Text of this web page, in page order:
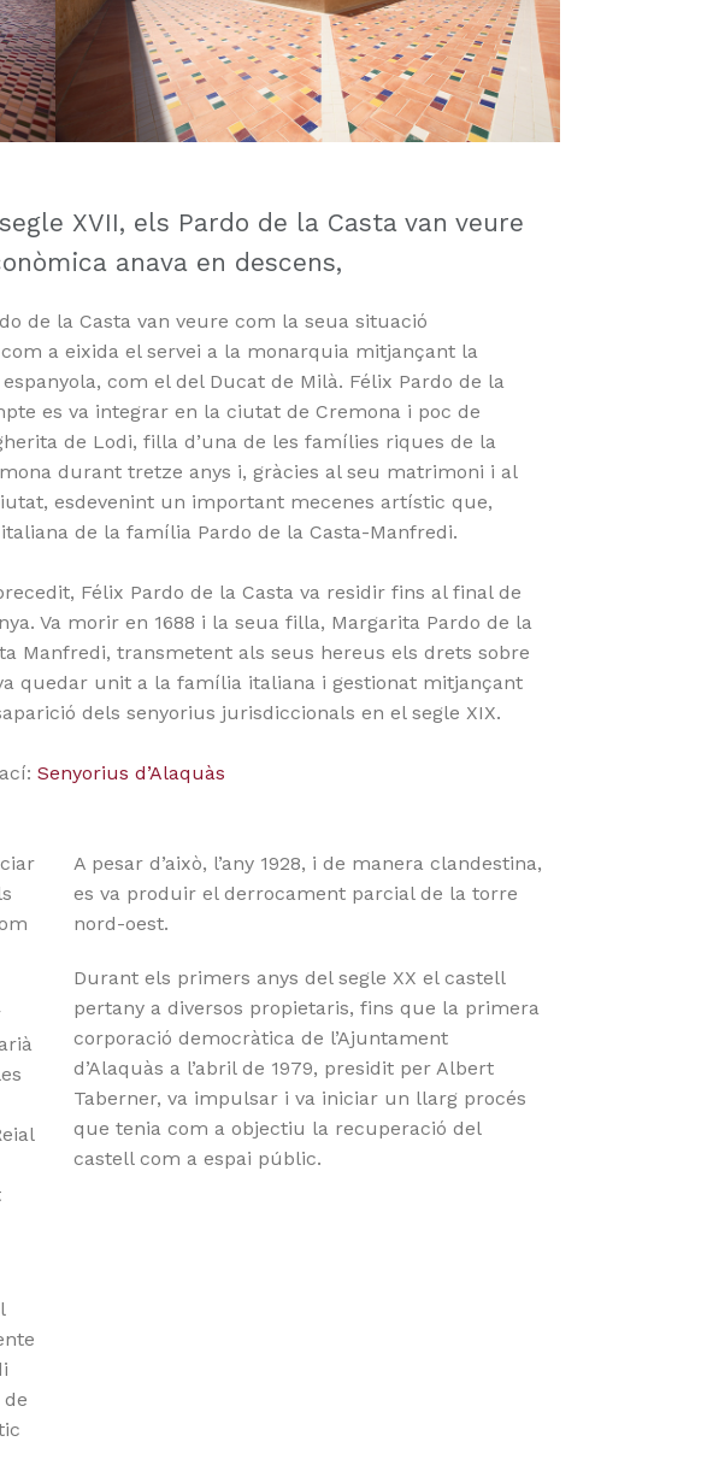
XVII, els Pardo de la Casta van veure
anava en descens,
de la Casta van veure com la seua situació
a eixida el servei a la monarquia mitjançant la
com el del Ducat de Milà. Félix Pardo de la
es va integrar en la ciutat de Cremona i poc de
de Lodi, filla d’una de les famílies riques de la
durant tretze anys i, gràcies al seu matrimoni i al
esdevenint un important mecenes artístic que,
de la família Pardo de la Casta-Manfredi.
Félix Pardo de la Casta va residir fins al final de
Va morir en 1688 i la seua filla, Margarita Pardo de la
Manfredi, transmetent als seus hereus els drets sobre
quedar unit a la família italiana i gestionat mitjançant
dels senyorius jurisdiccionals en el segle XIX.
ací:Senyorius d’Alaquàs
A pesar d’això, l’any 1928, i de manera clandestina,
es va produir el derrocament parcial de la torre
nord-oest.
Durant els primers anys del segle XX el castell
pertany a diversos propietaris, fins que la primera
corporació democràtica de l’Ajuntament
d’Alaquàs a l’abril de 1979, presidit per Albert
Taberner, va impulsar i va iniciar un llarg procés
que tenia com a objectiu la recuperació del
castell com a espai públic.